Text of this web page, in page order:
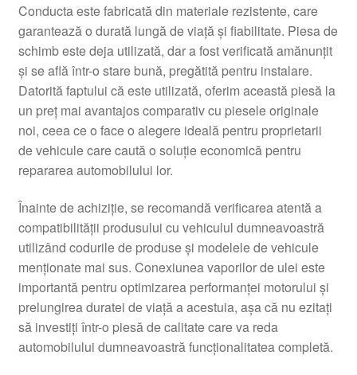
Conducta este fabricată din materiale rezistente, care
garantează o durată lungă de viață și fiabilitate. Piesa de
schimb este deja utilizată, dar a fost verificată amănunțit
și se află într-o stare bună, pregătită pentru instalare.
Datorită faptului că este utilizată, oferim această piesă la
un preț mai avantajos comparativ cu piesele originale
noi, ceea ce o face o alegere ideală pentru proprietarii
de vehicule care caută o soluție economică pentru
repararea automobilului lor.
Înainte de achiziție, se recomandă verificarea atentă a
compatibilității produsului cu vehiculul dumneavoastră
utilizând codurile de produse și modelele de vehicule
menționate mai sus. Conexiunea vaporilor de ulei este
importantă pentru optimizarea performanței motorului și
prelungirea duratei de viață a acestuia, așa că nu ezitați
să investiți într-o piesă de calitate care va reda
automobilului dumneavoastră funcționalitatea completă.